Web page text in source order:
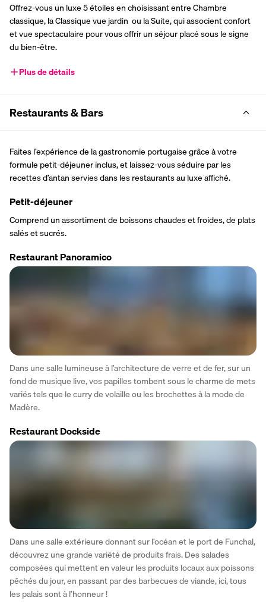
Offrez-vous un luxe 5 étoiles en choisissant entre Chambre
classique, la Classique vue jardin  ou la Suite, qui associent confort
et vue spectaculaire pour vous offrir un séjour placé sous le signe
du bien-être.
Plus de détails
Restaurants & Bars
Faites l’expérience de la gastronomie portugaise grâce à votre
formule petit-déjeuner inclus, et laissez-vous séduire par les
recettes d’antan servies dans les restaurants au luxe affiché.
Petit-déjeuner
Comprend un assortiment de boissons chaudes et froides, de plats
salés et sucrés.
Restaurant Panoramico
Dans une salle lumineuse à l’architecture de verre et de fer, sur un
fond de musique live, vos papilles tombent sous le charme de mets
variés tels que le curry de volaille ou les brochettes à la mode de
Madère.
Restaurant Dockside
Dans une salle extérieure donnant sur l’océan et le port de Funchal,
découvrez une grande variété de produits frais. Des salades
composées qui mettent en valeur les produits locaux aux poissons
pêchés du jour, en passant par des barbecues de viande, ici, tous
les palais sont à l’honneur !